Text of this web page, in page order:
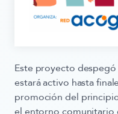
Este proyecto
estará activo hasta
promoción del
el entorno comunitario